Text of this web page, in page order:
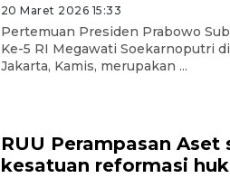
20 Maret 2026 15:33
Pertemuan Presiden Prabowo
Ke-5 RI Megawati Soekarnoputri
Jakarta, Kamis, merupakan ...
RUU Perampasan Aset
kesatuan reformasi